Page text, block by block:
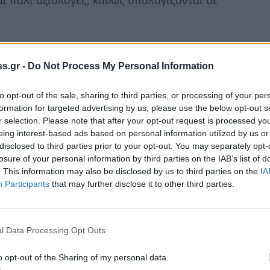
- Do Not Process My Personal Information
opt-out of the sale, sharing to third parties, or processing of your
for targeted advertising by us, please use the below opt-out
selection. Please note that after your opt-out request is processed
interest-based ads based on personal information utilized by us
to third parties prior to your opt-out. You may separately
of your personal information by third parties on the IAB’s list of
This information may also be disclosed by us to third parties on the
Participants that may further disclose it to other third parties.
Data Processing Opt Outs
opt-out of the Sharing of my personal data.
Ευρώπη αποτελεί τη μεγαλύτερη ίσως
αλλαγήπλήττει τη Μεσόγειο και πρωτίστως
έχουν αρχίσει τα τελευταία χρόνια να
θερμοκρασίες και ξηρασίες από όσο
και την οικονομία –περιλαμβανομένων
για τη χώρα μας καθώς η κλιματική αλλαγή
γεωργία.
ειδικά η παραγωγή ελαιόλαδου καλά
Ευρωπαϊκής Επιτροπής